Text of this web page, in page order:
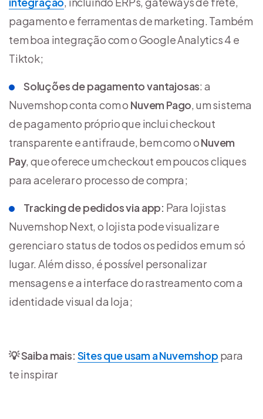
pagamento e ferramentas de marketing. Também
tem boa integração com o Google Analytics 4 e
Tiktok;
Soluções de pagamento vantajosas: a
Nuvemshop conta com o Nuvem Pago , um sistema
de pagamento próprio que inclui checkout
transparente e antifraude, bem como oNuvem
Pay, que oferece um checkout em poucos cliques
para acelerar o processo de compra;
Tracking de pedidos via app: Para lojistas
Nuvemshop Next, o lojista pode visualizar e
gerenciar o status de todos os pedidos em um só
lugar. Além disso, é possível personalizar
mensagens e a interface do rastreamento com a
identidade visual da loja;
💡 Saiba mais: Sites que usam a Nuvemshop para
te inspirar